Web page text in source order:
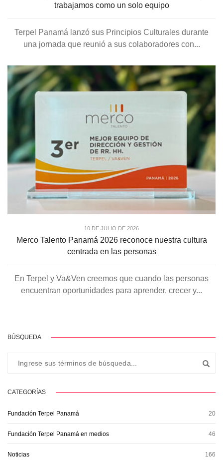
trabajamos como un solo equipo
Terpel Panamá lanzó sus Principios Culturales durante
una jornada que reunió a sus colaboradores con...
10 DE JULIO DE 2026
Merco Talento Panamá 2026 reconoce nuestra cultura
centrada en las personas
En Terpel y Va&Ven creemos que cuando las personas
encuentran oportunidades para aprender, crecer y...
BÚSQUEDA
CATEGORÍAS
Fundación Terpel Panamá 20
Fundación Terpel Panamá en medios 46
Noticias 166